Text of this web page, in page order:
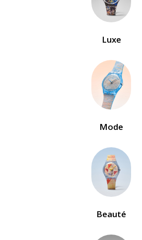
Luxe
Mode
Beauté